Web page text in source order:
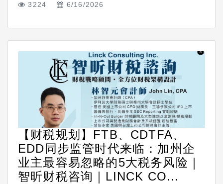
3224 6/16/2026
【财税规划】FTB、CDTFA、
EDD同步监管时代来临：加州企
业主最容易忽略的5大税务风险｜
智昕财税咨询｜LINCK CO...